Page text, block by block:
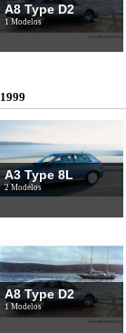
A8 Type D2
1 Modelos
1999
A3 Type 8L
2 Modelos
A8 Type D2
1 Modelos